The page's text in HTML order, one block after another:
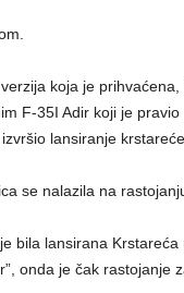
koja je
F-35I Adir koji je
lansiranje
se nalazila na
bila lansirana
onda je čak rastojanje